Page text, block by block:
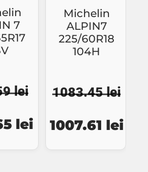
7
lei
lei
curent
este:
Michelin
ALPIN7
225/60R18
104H
1083.45lei
inițial
a
1007.61 lei